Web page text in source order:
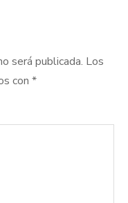
será publicada. Los
con *